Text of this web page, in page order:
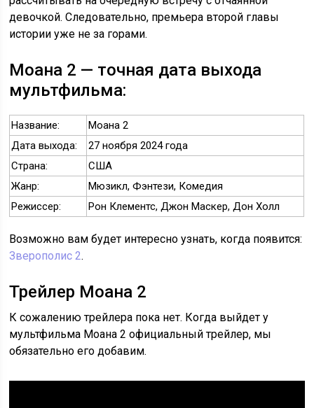
девочкой. Следовательно, премьера второй главы
истории уже не за горами.
Моана 2 — точная дата выхода
мультфильма:
Название:
Моана 2
Дата выхода:
27 ноября 2024 года
Страна:
США
Жанр:
Мюзикл, Фэнтези, Комедия
Режиссер:
Рон Клементс, Джон Маскер, Дон Холл
Возможно вам будет интересно узнать, когда появится:
Зверополис 2.
Трейлер Моана 2
К сожалению трейлера пока нет. Когда выйдет у
мультфильма Моана 2 официальный трейлер, мы
обязательно его добавим.